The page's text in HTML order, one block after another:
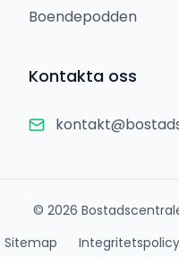
Boendepodden
Kontakta oss
© 2026
Sitemap
Integritetspolicy